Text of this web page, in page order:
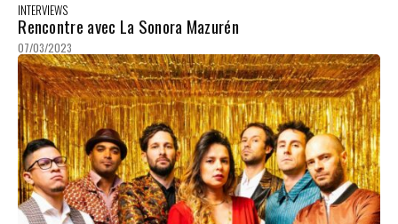
INTERVIEWS
Rencontre avec La Sonora Mazurén
07/03/2023